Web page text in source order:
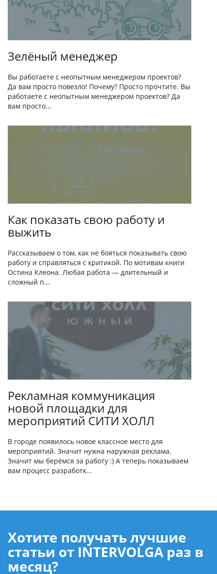
Зелёный менеджер
Вы работаете с неопытным менеджером проектов?
Да вам просто повезло! Почему? Просто прочтите. Вы
работаете с неопытным менеджером проектов? Да
вам просто...
Как показать свою работу и
выжить
Рассказываем о том, как не бояться показывать свою
работу и справляться с критикой. По мотивам книги
Остина Клеона. Любая работа — длительный и
сложный п...
Рекламная коммуникация
новой площадки для
мероприятий СИТИ ХОЛЛ
В городе появилось новое классное место для
мероприятий. Значит нужна наружная реклама.
Значит мы берёмся за работу :) А теперь показываем
вам процесс разработк...
Хотите получать лучшие
статьи от INTERVOLGA раз в
месяц?